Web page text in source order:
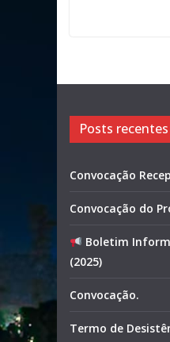
Posts recentes
Convocação
Convocação do
Boletim
(2025)
Convocação.
Termo de